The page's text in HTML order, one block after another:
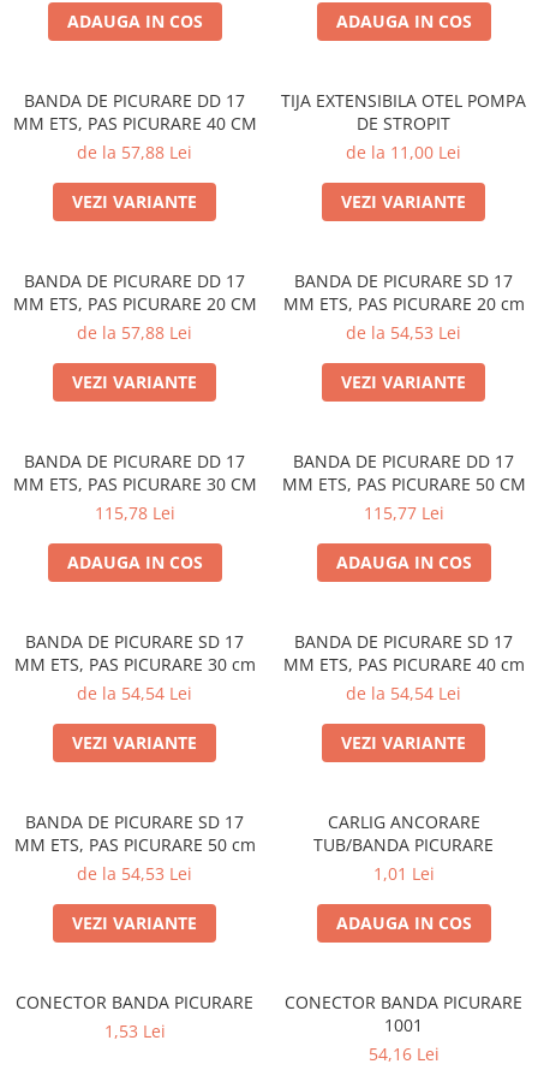
Grătare electrice
Grătare pe cărbuni
UȘI DIN FONTĂ
Uși de cuptor
Uși pentru sobă și șemineu
VASE DE GĂTIT
Vase pentru gătit din fontă
Vase pentru gătit din inox
Vase pentru gătit din oțel
REDUCERI VASE DIN FONTĂ
ACCESORII SOBĂ, ȘEMINEU ȘI
CUPTOR
CĂRĂMIDĂ
ACCESORII PENTRU GATIT
COPERTINE ȘI PRELATE
polietilenă cu inele
COȘURI DE FUM
Coșuri de fum din beton
Coșuri de fum din inox
DIVERSE
INSTALAȚII
Baterii și accesorii
PLASE DE UMBRIRE/ ANTIGRINDINĂ
PRODUSE PENTRU GRĂDINARIT
Unelte electrice
ADAUGA IN COS ADAUGA IN COS
BANDA DE PICURARE DD 17
MM ETS, PAS PICURARE 40 CM
de la 57,88 Lei
VEZI VARIANTE
TIJA EXTENSIBILA OTEL POMPA
DE STROPIT
de la 11,00 Lei
VEZI VARIANTE
BANDA DE PICURARE DD 17
MM ETS, PAS PICURARE 20 CM
de la 57,88 Lei
VEZI VARIANTE
BANDA DE PICURARE SD 17
MM ETS, PAS PICURARE 20 cm
de la 54,53 Lei
VEZI VARIANTE
BANDA DE PICURARE DD 17
MM ETS, PAS PICURARE 30 CM
115,78 Lei
ADAUGA IN COS
BANDA DE PICURARE DD 17
MM ETS, PAS PICURARE 50 CM
115,77 Lei
ADAUGA IN COS
BANDA DE PICURARE SD 17
MM ETS, PAS PICURARE 30 cm
de la 54,54 Lei
VEZI VARIANTE
BANDA DE PICURARE SD 17
MM ETS, PAS PICURARE 40 cm
de la 54,54 Lei
VEZI VARIANTE
BANDA DE PICURARE SD 17
MM ETS, PAS PICURARE 50 cm
de la 54,53 Lei
VEZI VARIANTE
CARLIG ANCORARE
TUB/BANDA PICURARE
1,01 Lei
ADAUGA IN COS
CONECTOR BANDA PICURARE
1,53 Lei
CONECTOR BANDA PICURARE
1001
54,16 Lei